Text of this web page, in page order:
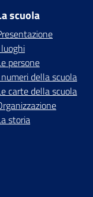
scuola
persone
della scuola
carte della scuola
storia